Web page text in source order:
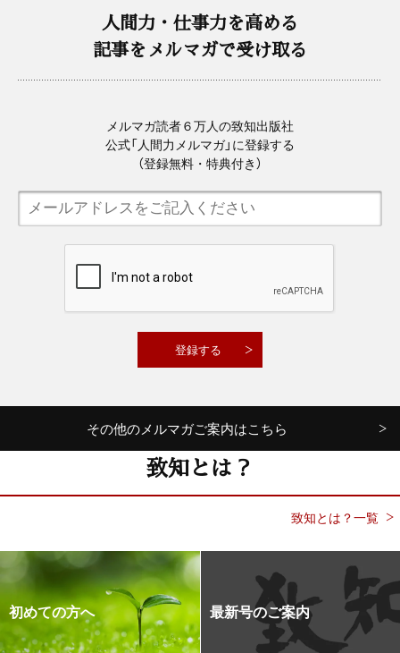
人間力・仕事力を高める
記事をメルマガで受け取る
メルマガ読者６万人の致知出版社
公式「人間力メルマガ」に登録する
（登録無料・特典付き）
その他のメルマガご案内はこちら
致知とは？
致知とは？一覧
初めての方へ 最新号のご案内